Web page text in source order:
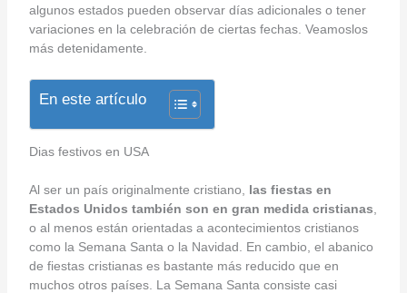
algunos estados pueden observar días adicionales o tener
variaciones en la celebración de ciertas fechas. Veamoslos
más detenidamente.
En este artículo
Dias festivos en USA
Al ser un país originalmente cristiano, las fiestas en
Estados Unidos también son en gran medida cristianas
o al menos están orientadas a acontecimientos cristianos
como la Semana Santa o la Navidad. En cambio, el abanico
de fiestas cristianas es bastante más reducido que en
muchos otros países. La Semana Santa consiste casi